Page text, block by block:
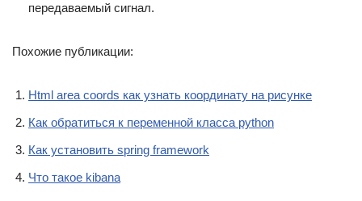
передаваемый сигнал.
Похожие публикации:
Html area coords как узнать координату на рисунке
Как обратиться к переменной класса python
Как установить spring framework
Что такое kibana